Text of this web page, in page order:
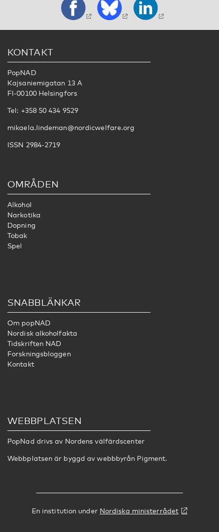
KONTAKT
PopNAD
Kajsaniemigatan 13 A
FI-00100 Helsingfors
Tel: +358 50 434 9529
mikaela.lindeman@nordicwelfare.org
ISSN 2984-2719
OMRÅDEN
Alkohol
Narkotika
Dopning
Tobak
Spel
SNABBLÄNKAR
Om popNAD
Nordisk alkoholfakta
Tidskriften NAD
Forskningsbloggen
Kontakt
WEBBPLATSEN
PopNad drivs av Nordens välfärdscenter
Webbplatsen är byggd av webbbyrån Pigment.
En institution under Nordiska ministerrådet